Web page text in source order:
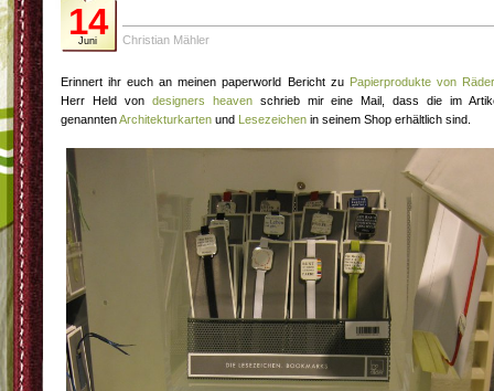
14
Juni Christian Mähler
Erinnert ihr euch an meinen paperworld Bericht zu Papierprodukte von
Herr Held von designers heavenschrieb mir eine Mail, dass die im
genanntenArchitekturkarten und Lesezeichen in seinem Shop erhältlich sind.